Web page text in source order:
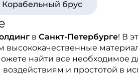
Корабельный брус
в Санкт-Петербурге! В
высококачественные
найти все необходимое
и простотой в